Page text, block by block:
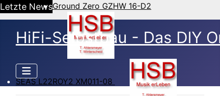
Letzte NewsGround Zero GZHW 16-D2
SEAS L22ROY2 XM011-08
HiFi-Selbstbau - Das DIY